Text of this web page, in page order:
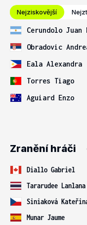
Nejziskovější
Cerundolo Juan
Obradovic
Eala Alexandra
Torres Tiago
Aguiard Enzo
Zranění hráči
Diallo Gabriel
Tararudee Lanlana
Siniaková
Munar Jaume